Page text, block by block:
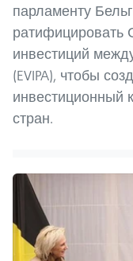
парламенту
ратифицировать
инвестиций
(EVIPA), чтобы
инвестиционный
стран.